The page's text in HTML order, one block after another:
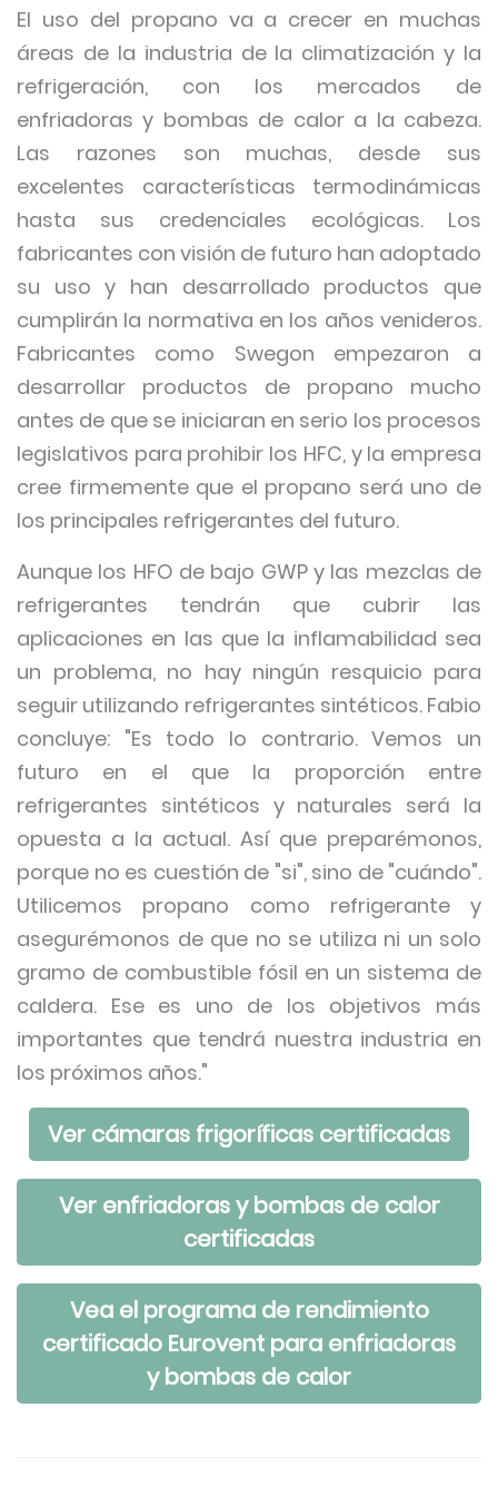
El uso del propano va a crecer en muchas
áreas de la industria de la climatización y la
refrigeración, con los mercados de
enfriadoras y bombas de calor a la cabeza.
Las razones son muchas, desde sus
excelentes características termodinámicas
hasta sus credenciales ecológicas. Los
fabricantes con visión de futuro han adoptado
su uso y han desarrollado productos que
cumplirán la normativa en los años venideros.
Fabricantes como Swegon empezaron a
desarrollar productos de propano mucho
antes de que se iniciaran en serio los procesos
legislativos para prohibir los HFC, y la empresa
cree firmemente que el propano será uno de
los principales refrigerantes del futuro.
Aunque los HFO de bajo GWP y las mezclas de
refrigerantes tendrán que cubrir las
aplicaciones en las que la inflamabilidad sea
un problema, no hay ningún resquicio para
seguir utilizando refrigerantes sintéticos. Fabio
concluye: "Es todo lo contrario. Vemos un
futuro en el que la proporción entre
refrigerantes sintéticos y naturales será la
opuesta a la actual. Así que preparémonos,
porque no es cuestión de "si", sino de "cuándo".
Utilicemos propano como refrigerante y
asegurémonos de que no se utiliza ni un solo
gramo de combustible fósil en un sistema de
caldera. Ese es uno de los objetivos más
importantes que tendrá nuestra industria en
los próximos años."
Ver cámaras frigoríficas certificadas
Ver enfriadoras y bombas de calor
certificadas
Vea el programa de rendimiento
certificado Eurovent para enfriadoras
y bombas de calor